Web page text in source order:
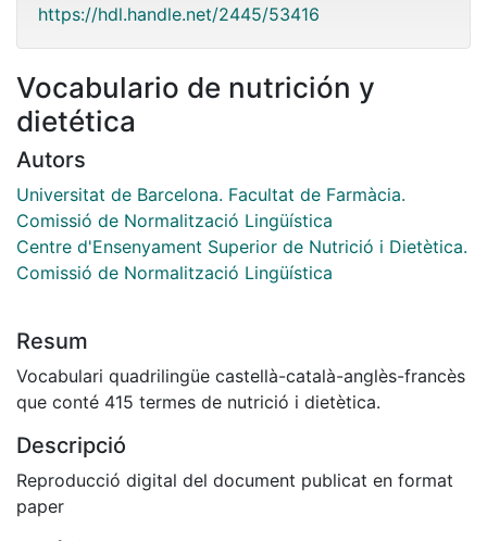
https://hdl.handle.net/2445/53416
Vocabulario de nutrición y
dietética
Autors
Universitat de Barcelona. Facultat de Farmàcia.
Comissió de Normalització Lingüística
Centre d'Ensenyament Superior de Nutrició i Dietètica.
Comissió de Normalització Lingüística
Resum
Vocabulari quadrilingüe castellà-català-anglès-francès
que conté 415 termes de nutrició i dietètica.
Descripció
Reproducció digital del document publicat en format
paper